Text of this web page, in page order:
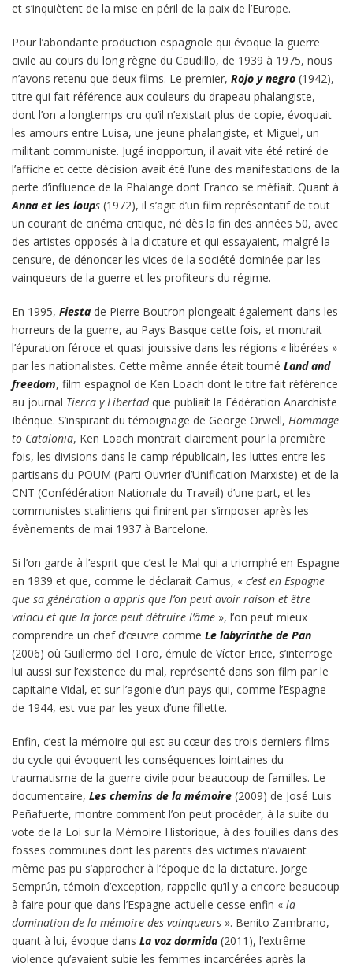
et s’inquiètent de la mise en péril de la paix de l’Europe.
Pour l’abondante production espagnole qui évoque la guerre
civile au cours du long règne du Caudillo, de 1939 à 1975, nous
n’avons retenu que deux films. Le premier, Rojo y negro (1942),
titre qui fait référence aux couleurs du drapeau phalangiste,
dont l’on a longtemps cru qu’il n’existait plus de copie, évoquait
les amours entre Luisa, une jeune phalangiste, et Miguel, un
militant communiste. Jugé inopportun, il avait vite été retiré de
l’affiche et cette décision avait été l’une des manifestations de la
perte d’influence de la Phalange dont Franco se méfiait. Quant à
Anna et les loups (1972), il s’agit d’un film représentatif de tout
un courant de cinéma critique, né dès la fin des années 50, avec
des artistes opposés à la dictature et qui essayaient, malgré la
censure, de dénoncer les vices de la société dominée par les
vainqueurs de la guerre et les profiteurs du régime.
En 1995, Fiesta de Pierre Boutron plongeait également dans les
horreurs de la guerre, au Pays Basque cette fois, et montrait
l’épuration féroce et quasi jouissive dans les régions « libérées »
par les nationalistes. Cette même année était tourné Land and
freedom, film espagnol de Ken Loach dont le titre fait référence
au journal Tierra y Libertadque publiait la Fédération Anarchiste
Ibérique. S’inspirant du témoignage de George Orwell, Hommage
to Catalonia, Ken Loach montrait clairement pour la première
fois, les divisions dans le camp républicain, les luttes entre les
partisans du POUM (Parti Ouvrier d’Unification Marxiste) et de la
CNT (Confédération Nationale du Travail) d’une part, et les
communistes staliniens qui finirent par s’imposer après les
évènements de mai 1937 à Barcelone.
Si l’on garde à l’esprit que c’est le Mal qui a triomphé en Espagne
en 1939 et que, comme le déclarait Camus, « c’est en Espagne
que sa génération a appris que l’on peut avoir raison et être
vaincu et que la force peut détruire l’âme », l’on peut mieux
comprendre un chef d’œuvre comme Le labyrinthe de Pan
(2006) où Guillermo del Toro, émule de Víctor Erice, s’interroge
lui aussi sur l’existence du mal, représenté dans son film par le
capitaine Vidal, et sur l’agonie d’un pays qui, comme l’Espagne
de 1944, est vue par les yeux d’une fillette.
Enfin, c’est la mémoire qui est au cœur des trois derniers films
du cycle qui évoquent les conséquences lointaines du
traumatisme de la guerre civile pour beaucoup de familles. Le
documentaire, Les chemins de la mémoire (2009) de José Luis
Peñafuerte, montre comment l’on peut procéder, à la suite du
vote de la Loi sur la Mémoire Historique, à des fouilles dans des
fosses communes dont les parents des victimes n’avaient
même pas pu s’approcher à l’époque de la dictature. Jorge
Semprún, témoin d’exception, rappelle qu’il y a encore beaucoup
à faire pour que dans l’Espagne actuelle cesse enfin « la
domination de la mémoire des vainqueurs ». Benito Zambrano,
quant à lui, évoque dans La voz dormida (2011), l’extrême
violence qu’avaient subie les femmes incarcérées après la